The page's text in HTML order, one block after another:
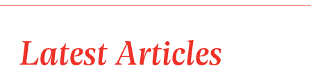
Latest Articles